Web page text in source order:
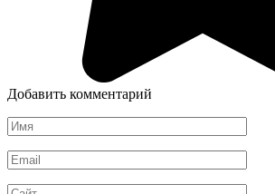
Добавить комментарий
Имя
*
Email
*
Сайт